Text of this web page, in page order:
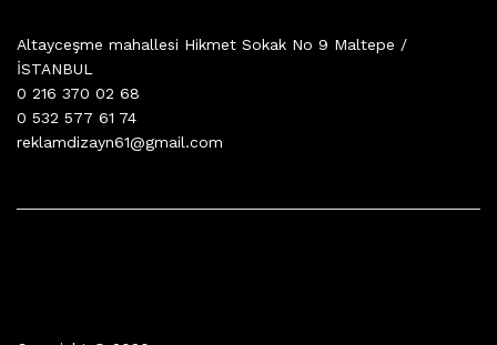
Altayceşme mahallesi Hikmet Sokak No 9 Maltepe /
İSTANBUL
0 216 370 02 68
0 532 577 61 74
reklamdizayn61@gmail.com